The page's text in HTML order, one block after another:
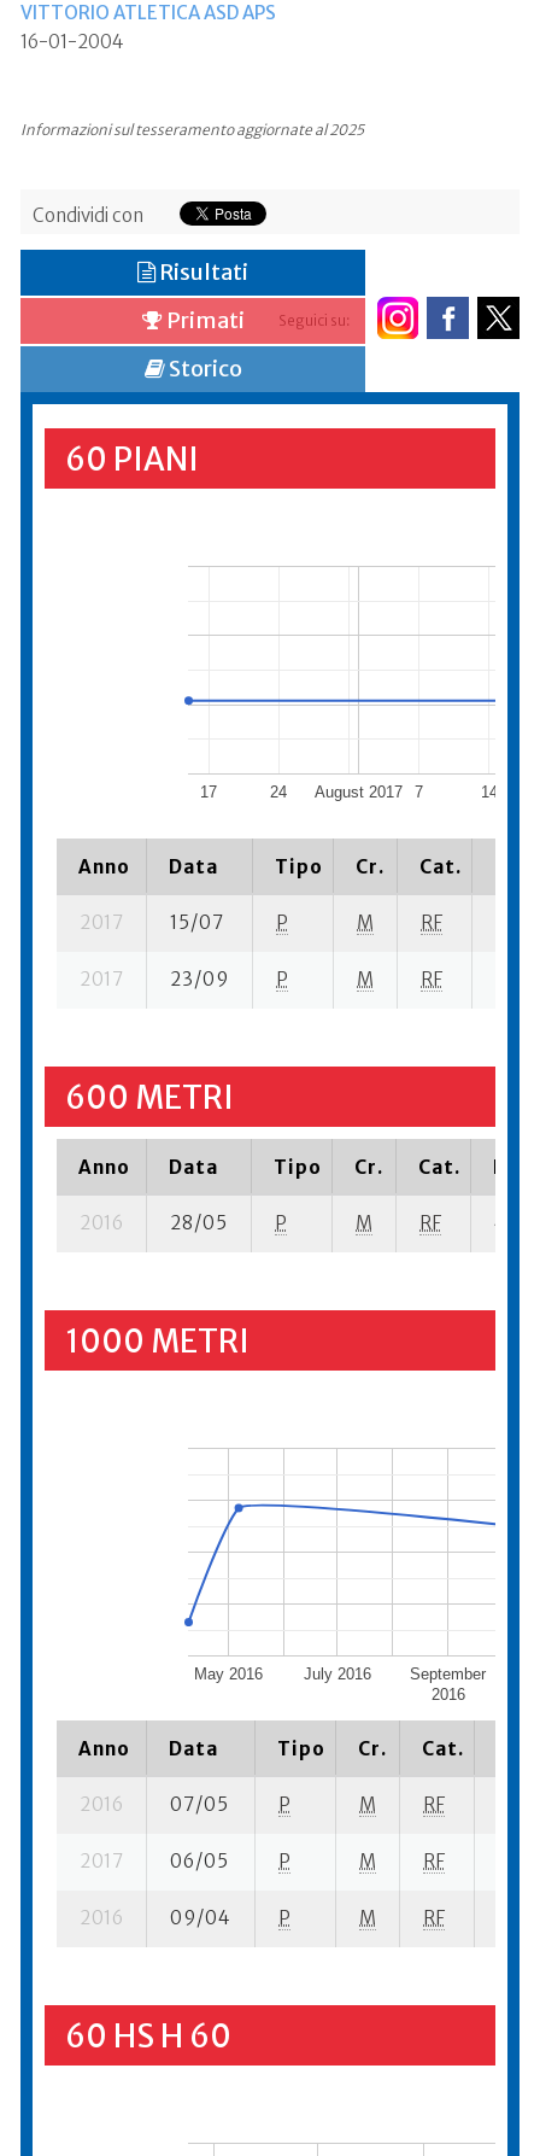
VITTORIO ATLETICA ASD APS
16-01-2004
Informazioni sul tesseramento aggiornate al 2025
Condividi con
Seguici su:
Risultati
Primati
Storico
60 PIANI
August 2017
17 24 7 14
Anno Data Tipo Cr. Cat.
2017 15/07 P M RF
2017 23/09 P M RF
600 METRI
Anno Data Tipo Cr. Cat.
2016 28/05 P M RF 46
1000 METRI
May 2016 July 2016
September
2016
Anno Data Tipo Cr. Cat.
2016 07/05 P M RF
2017 06/05 P M RF
2016 09/04 P M RF
60 HS H 60